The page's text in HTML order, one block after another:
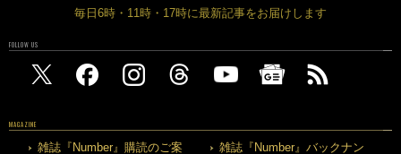
毎日6時・11時・17時に最新記事をお届けします
FOLLOW US
MAGAZINE
雑誌『Number』購読のご案
雑誌『Number』バックナン